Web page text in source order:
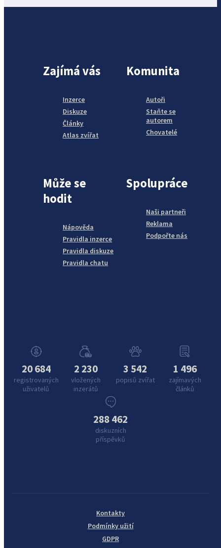
Zajímá vás
Inzerce
Diskuze
Články
Atlas zvířat
Komunita
Autoři
Staňte se
autorem
Chovatelé
Může se
hodit
Nápověda
Pravidla inzerce
Pravidla diskuze
Pravidla chatu
Spolupráce
Naši partneři
Reklama
Podpořte nás
20 684
registrovaných
uživatelů
2 230
vložených
inzerátů
3 542
popisů zvířat
1 496
zajímavých
článků
288 462
diskuzních
příspěvků
Kontakty
Podmínky užití
GDPR